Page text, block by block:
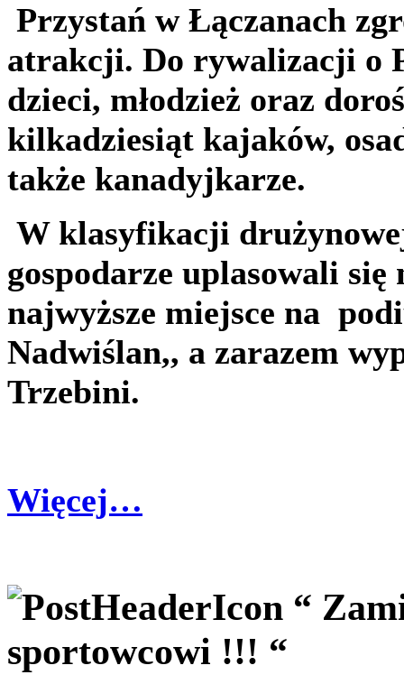
Przystań w Łączanach
atrakcji. Do rywalizacji o
dzieci, młodzież oraz
kilkadziesiąt kajaków,
także kanadyjkarze.
W klasyfikacji
gospodarze uplasowali
najwyższe miejsce na
Nadwiślan,, a zarazem
Trzebini.
Więcej…
“
sportowcowi !!! “